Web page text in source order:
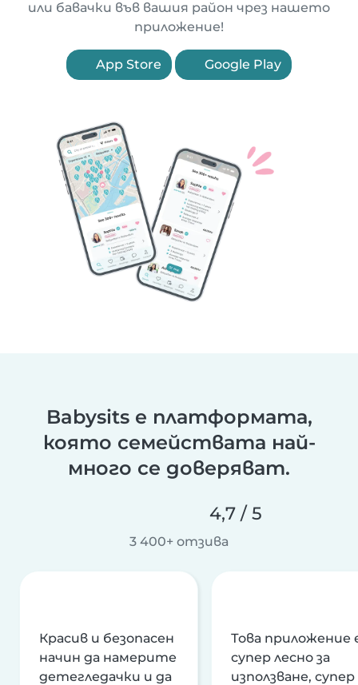
или бавачки във вашия район чрез нашето
приложение!
App Store Google Play
Babysits е платформата,
която семействата най-
много се доверяват.
4,7 / 5
3 400+ отзива
Красив и безопасен
начин да намерите
детегледачки и да
Това приложение
супер лесно за
използване, супер